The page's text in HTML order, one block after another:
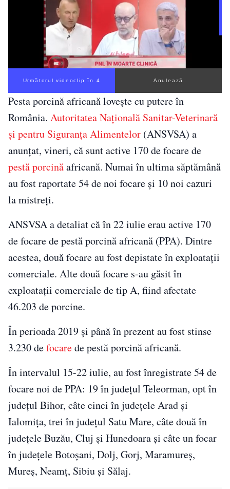
Următorul videoclip în 3 Anulează
Pesta porcină africană lovește cu putere în
România. Autoritatea Naţională Sanitar-Veterinară
şi pentru Siguranţa Alimentelor (ANSVSA) a
anunţat, vineri, că sunt active 170 de focare de
pestă porcinăafricană. Numai în ultima săptămână
au fost raportate 54 de noi focare şi 10 noi cazuri
la mistreţi.
ANSVSA a detaliat că în 22 iulie erau active 170
de focare de pestă porcină africană (PPA). Dintre
acestea, două focare au fost depistate în exploataţii
comerciale. Alte două focare s-au găsit în
exploataţii comerciale de tip A, fiind afectate
46.203 de porcine.
În perioada 2019 şi până în prezent au fost stinse
3.230 defocarede pestă porcină africană.
În intervalul 15-22 iulie, au fost înregistrate 54 de
focare noi de PPA: 19 în judeţul Teleorman, opt în
judeţul Bihor, câte cinci în judeţele Arad şi
Ialomiţa, trei în judeţul Satu Mare, câte două în
judeţele Buzău, Cluj şi Hunedoara şi câte un focar
în judeţele Botoşani, Dolj, Gorj, Maramureş,
Mureş, Neamţ, Sibiu şi Sălaj.